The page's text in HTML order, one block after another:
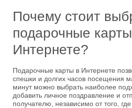
Почему стоит
подарочные
Интернете?
Подарочные карты в Интернете
спешки и долгих часов посещения
минут можно выбрать наиболее
добавить личное поздравление и
получателю, независимо от того,